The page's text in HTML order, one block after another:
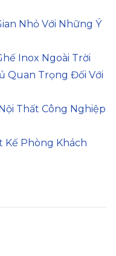
Nhỏ Với Những Ý
Inox Ngoài Trời
Quan Trọng Đối Với
Thất Công Nghiệp
Kế Phòng Khách